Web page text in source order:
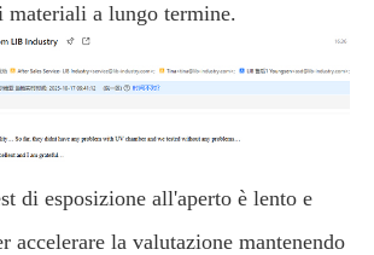
materiali a lungo termine.
di esposizione all'aperto è lento e
accelerare la valutazione mantenendo